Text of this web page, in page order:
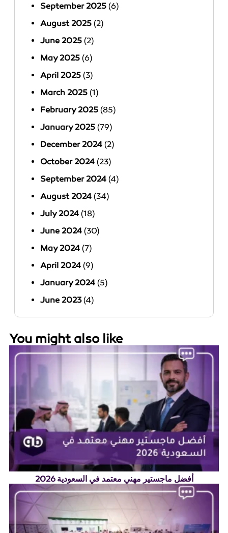
September 2025 (6)
August 2025 (2)
June 2025 (2)
May 2025 (6)
April 2025 (3)
March 2025 (1)
February 2025 (85)
January 2025 (79)
December 2024 (2)
October 2024 (23)
September 2024 (4)
August 2024 (34)
July 2024 (18)
June 2024 (30)
May 2024 (7)
April 2024 (9)
January 2024 (5)
June 2023(4)
You might also like
أفضل ماجستير مهني معتمد في السعودية 2026